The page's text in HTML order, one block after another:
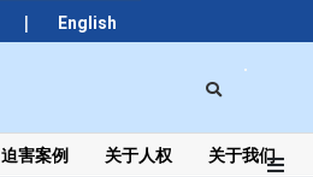
| English
迫害案例 关于人权 关于我们